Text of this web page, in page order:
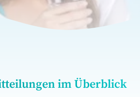
im Überblick